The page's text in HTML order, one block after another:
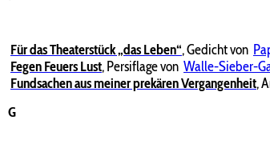
Für das Theaterstück „das Leben“,Gedicht von
Fegen Feuers Lust,Persiflage von Walle-Sieber-
Fundsachen aus meiner prekären Vergangenheit,
G